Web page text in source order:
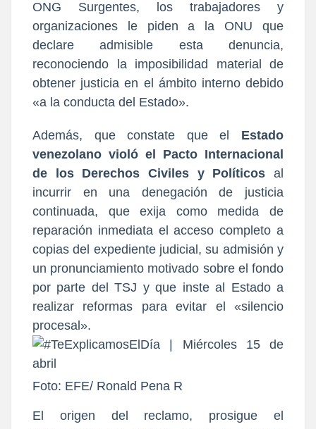
ONG Surgentes, los trabajadores y
organizaciones le piden a la ONU que
declare admisible esta denuncia,
reconociendo la imposibilidad material de
obtener justicia en el ámbito interno debido
«a la conducta del Estado».
Además, que constate que el
Estado
venezolano violó el Pacto Internacional
de los Derechos Civiles y Políticos
al
incurrir en una denegación de justicia
continuada, que exija como medida de
reparación inmediata el acceso completo a
copias del expediente judicial, su admisión y
un pronunciamiento motivado sobre el fondo
por parte del TSJ y que inste al Estado a
realizar reformas para evitar el «silencio
procesal».
Foto: EFE/ Ronald Pena R
El origen del reclamo, prosigue el